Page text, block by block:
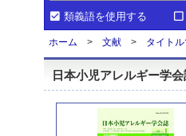
類義語を使用する
ホーム 文献 タイトル
日本小児アレルギー学